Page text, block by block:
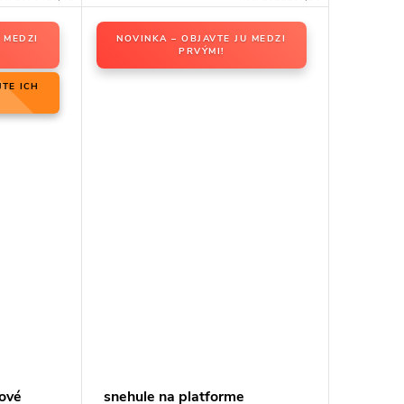
ICH
NOVINKA – OBJAVTE JU MEDZI
PRVÝMI!
snehule na platforme